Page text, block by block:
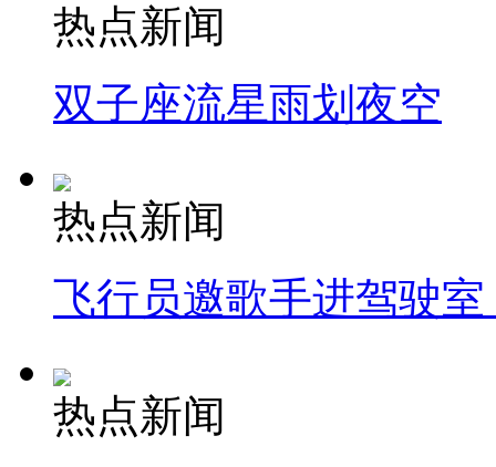
热点新闻
双子座流星雨划夜空
热点新闻
飞行员邀歌手进驾驶
热点新闻